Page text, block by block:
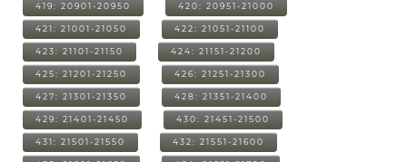
419: 20901-20950 420: 20951-21000
421: 21001-21050 422: 21051-21100
423: 21101-21150 424: 21151-21200
425: 21201-21250 426: 21251-21300
427: 21301-21350 428: 21351-21400
429: 21401-21450 430: 21451-21500
431: 21501-21550 432: 21551-21600